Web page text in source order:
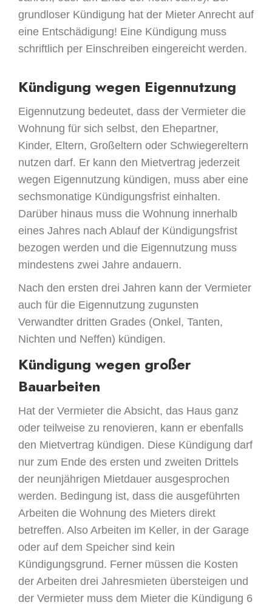
grundloser Kündigung hat der Mieter Anrecht auf
eine Entschädigung! Eine Kündigung muss
schriftlich per Einschreiben eingereicht werden.
Kündigung wegen Eigennutzung
Eigennutzung bedeutet, dass der Vermieter die
Wohnung für sich selbst, den Ehepartner,
Kinder, Eltern, Großeltern oder Schwiegereltern
nutzen darf. Er kann den Mietvertrag jederzeit
wegen Eigennutzung kündigen, muss aber eine
sechsmonatige Kündigungsfrist einhalten.
Darüber hinaus muss die Wohnung innerhalb
eines Jahres nach Ablauf der Kündigungsfrist
bezogen werden und die Eigennutzung muss
mindestens zwei Jahre andauern.
Nach den ersten drei Jahren kann der Vermieter
auch für die Eigennutzung zugunsten
Verwandter dritten Grades (Onkel, Tanten,
Nichten und Neffen) kündigen.
Kündigung wegen großer
Bauarbeiten
Hat der Vermieter die Absicht, das Haus ganz
oder teilweise zu renovieren, kann er ebenfalls
den Mietvertrag kündigen. Diese Kündigung darf
nur zum Ende des ersten und zweiten Drittels
der neunjährigen Mietdauer ausgesprochen
werden. Bedingung ist, dass die ausgeführten
Arbeiten die Wohnung des Mieters direkt
betreffen. Also Arbeiten im Keller, in der Garage
oder auf dem Speicher sind kein
Kündigungsgrund. Ferner müssen die Kosten
der Arbeiten drei Jahresmieten übersteigen und
der Vermieter muss dem Mieter die Kündigung 6